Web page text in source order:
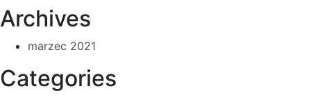
Archives
marzec 2021
Categories